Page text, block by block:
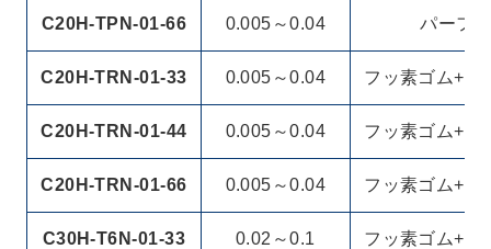
C20H-TPN-01-66 0.005～0.04 パーフ
C20H-TRN-01-33 0.005～0.04 フッ素ゴム
C20H-TRN-01-44 0.005～0.04 フッ素ゴム
C20H-TRN-01-66 0.005～0.04 フッ素ゴム
C30H-T6N-01-33 0.02～0.1 フッ素ゴム